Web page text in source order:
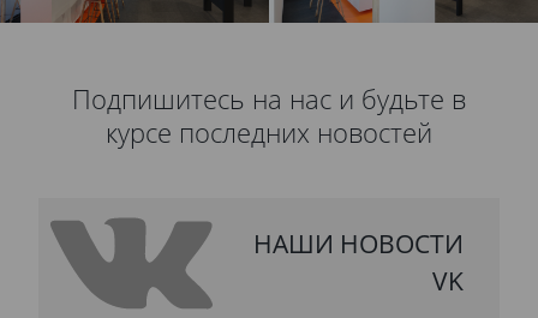
Подпишитесь на нас и будьте в
курсе последних новостей
НАШИ НОВОСТИ
VK